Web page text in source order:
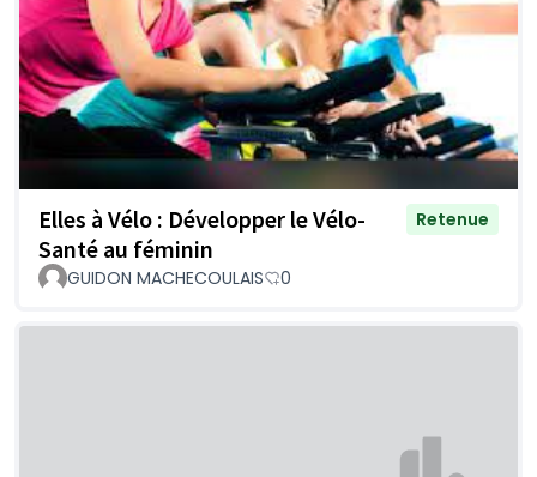
Elles à Vélo : Développer le Vélo-
Santé au féminin
Retenue
GUIDON MACHECOULAIS 0